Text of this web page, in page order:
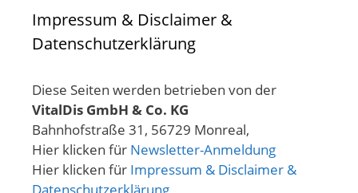
Impressum & Disclaimer &
Datenschutzerklärung
Diese Seiten werden betrieben von der
VitalDis GmbH & Co. KG
Bahnhofstraße 31, 56729 Monreal,
Hier klicken für Newsletter-Anmeldung
Hier klicken für Impressum & Disclaimer &
Datenschutzerklärung